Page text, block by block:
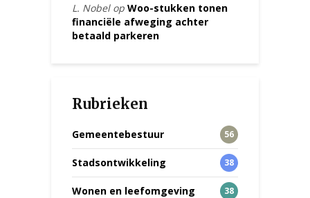
L. Nobelop Woo-stukken tonen
financiële afweging achter
betaald parkeren
Rubrieken
Gemeentebestuur 56
Stadsontwikkeling 38
Wonen en leefomgeving 38